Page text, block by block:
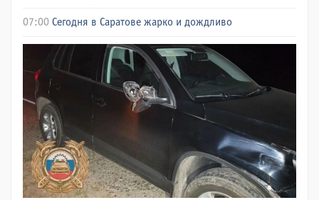
07:00 Сегодня в Саратове жарко и дождливо